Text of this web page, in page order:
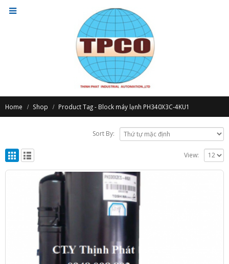
Home Shop Product Tag - Block máy lạnh PH340X3C-4KU1
Sort By:
View: